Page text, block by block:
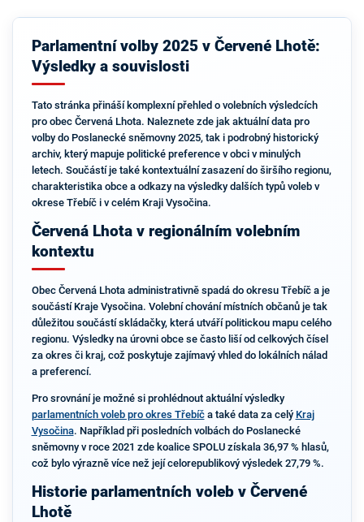
Parlamentní volby 2025 v Červené Lhotě:
Výsledky a souvislosti
Tato stránka přináší komplexní přehled o volebních výsledcích
pro obec Červená Lhota. Naleznete zde jak aktuální data pro
volby do Poslanecké sněmovny 2025, tak i podrobný historický
archiv, který mapuje politické preference v obci v minulých
letech. Součástí je také kontextuální zasazení do širšího regionu,
charakteristika obce a odkazy na výsledky dalších typů voleb v
okrese Třebíč i v celém Kraji Vysočina.
Červená Lhota v regionálním volebním
kontextu
Obec Červená Lhota administrativně spadá do okresu Třebíč a je
součástí Kraje Vysočina. Volební chování místních občanů je tak
důležitou součástí skládačky, která utváří politickou mapu celého
regionu. Výsledky na úrovni obce se často liší od celkových čísel
za okres či kraj, což poskytuje zajímavý vhled do lokálních nálad
a preferencí.
Pro srovnání je možné si prohlédnout aktuální výsledky
parlamentních voleb pro okres Třebíča také data za celý Kraj
Vysočina. Například při posledních volbách do Poslanecké
sněmovny v roce 2021 zde koalice SPOLU získala 36,97 % hlasů,
což bylo výrazně více než její celorepublikový výsledek 27,79 %.
Historie parlamentních voleb v Červené
Lhotě